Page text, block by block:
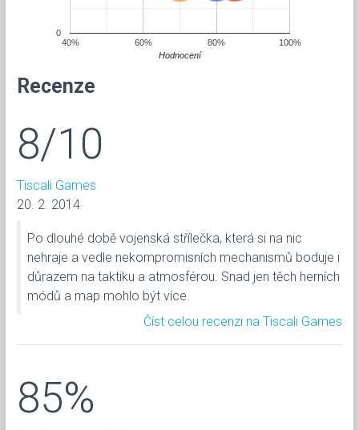
40% 60% 80% 100%
0
Hodnocení
Recenze
8/10
Tiscali Games
20. 2. 2014
Po dlouhé době vojenská střílečka, která si na nic
nehraje a vedle nekompromisních mechanismů boduje i
důrazem na taktiku a atmosférou. Snad jen těch herních
módů a map mohlo být více.
Číst celou recenzi na Tiscali Games
85%